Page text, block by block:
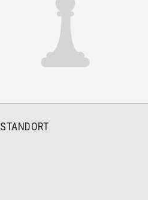
STANDORT